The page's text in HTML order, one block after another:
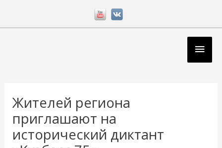
Жителей региона
приглашают на
исторический диктант
записям